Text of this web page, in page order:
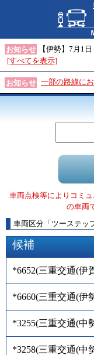
お知らせ
【伊勢】7月1
[すべてを表示]
お知らせ 一部の路線に
車両点検等によりコミ
の車両
車両区分 「 ツーステッ
候補
*6652(三重交通(伊
*6660(三重交通(伊
*3255(三重交通(中
*3258(三重交通(中